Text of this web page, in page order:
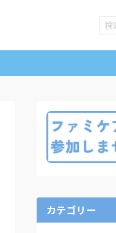
カテゴリー